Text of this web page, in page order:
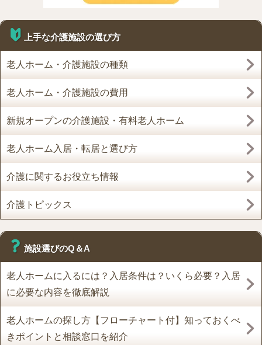
上手な介護施設の選び方
老人ホーム・介護施設の種類
老人ホーム・介護施設の費用
新規オープンの介護施設・有料老人ホーム
老人ホーム入居・転居と選び方
介護に関するお役立ち情報
介護トピックス
施設選びのQ＆A
老人ホームに入るには？入居条件は？いくら必要？入居
に必要な内容を徹底解説
老人ホームの探し方【フローチャート付】知っておくべ
きポイントと相談窓口を紹介